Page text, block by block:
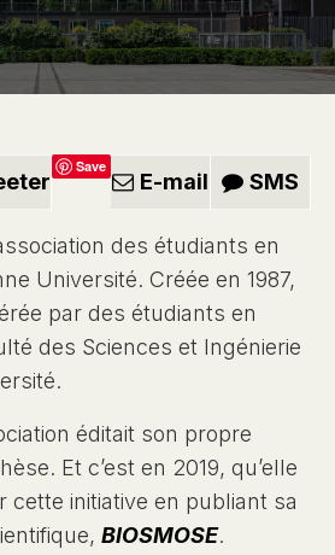
Save
E-mail SMS
des étudiants en
Université. Créée en 1987,
par des étudiants en
des Sciences et Ingénierie
éditait son propre
Et c’est en 2019, qu’elle
cette initiative en publiant sa
BIOSMOSE.